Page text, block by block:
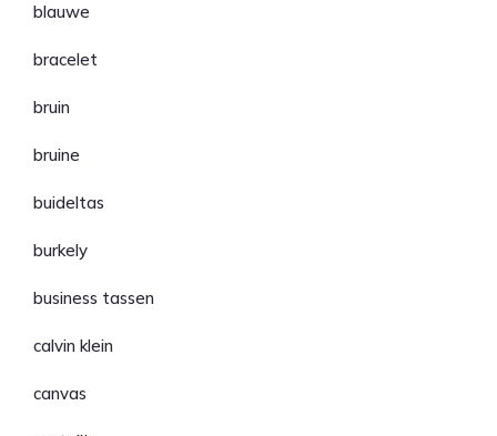
blauwe
bracelet
bruin
bruine
buideltas
burkely
business tassen
calvin klein
canvas